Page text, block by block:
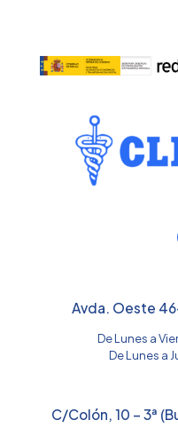
Avda. Oeste
De Lunes a
De Lunes a
C/Colón, 10 – 3ª